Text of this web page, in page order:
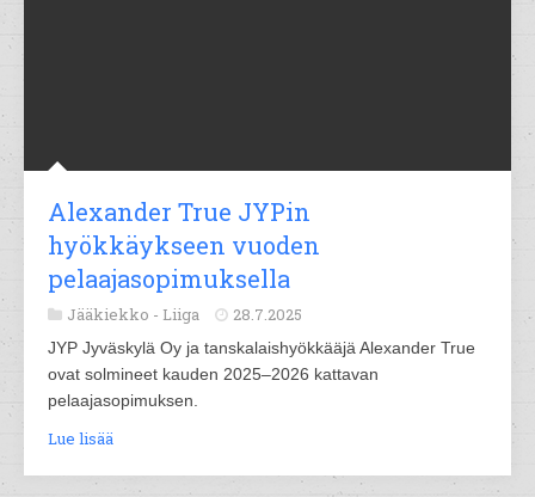
Alexander True JYPin
hyökkäykseen vuoden
pelaajasopimuksella
Jääkiekko - Liiga 28.7.2025
JYP Jyväskylä Oy ja tanskalaishyökkääjä Alexander True
ovat solmineet kauden 2025–2026 kattavan
pelaajasopimuksen.
Lue lisää